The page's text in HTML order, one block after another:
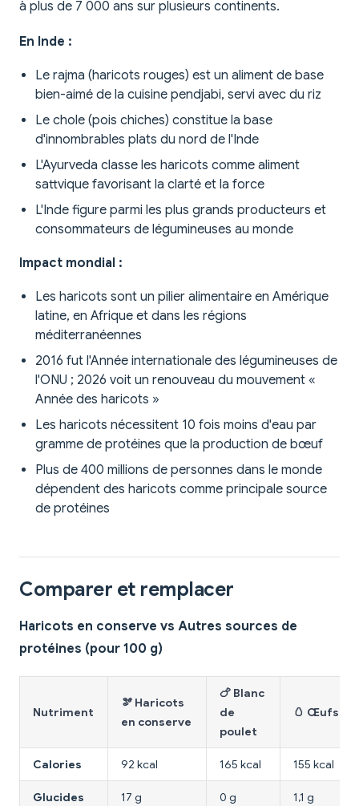
à plus de 7 000 ans sur plusieurs continents.
En Inde :
Le rajma (haricots rouges) est un aliment de base
bien-aimé de la cuisine pendjabi, servi avec du riz
Le chole (pois chiches) constitue la base
d'innombrables plats du nord de l'Inde
L'Ayurveda classe les haricots comme aliment
sattvique favorisant la clarté et la force
L'Inde figure parmi les plus grands producteurs et
consommateurs de légumineuses au monde
Impact mondial :
Les haricots sont un pilier alimentaire en Amérique
latine, en Afrique et dans les régions
méditerranéennes
2016 fut l'Année internationale des légumineuses de
l'ONU ; 2026 voit un renouveau du mouvement «
Année des haricots »
Les haricots nécessitent 10 fois moins d'eau par
gramme de protéines que la production de bœuf
Plus de 400 millions de personnes dans le monde
dépendent des haricots comme principale source
de protéines
Comparer et remplacer
Haricots en conserve vs Autres sources de
protéines (pour 100 g)
Nutriment
🫘 Haricots
en conserve
🍗 Blanc
de
poulet
🥚 Œufs
Calories 92 kcal 165 kcal 155 kcal
Glucides 17 g 0 g 1,1 g